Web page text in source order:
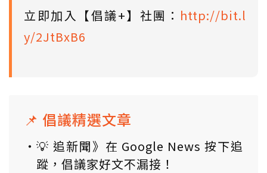
立即加入【倡議+】社團： http://bit.l
y/2JtBxB6
📌 倡議精選文章
💡 追新聞》在 Google News 按下追
蹤，倡議家好文不漏接！